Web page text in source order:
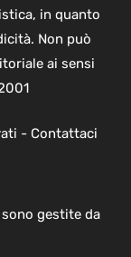
in quanto
Non può
ai sensi
- Contattaci
gestite da